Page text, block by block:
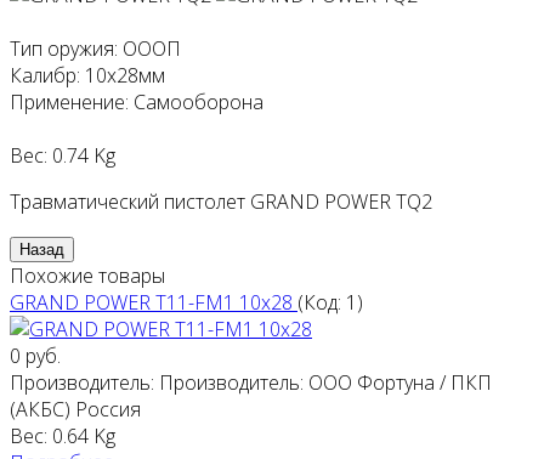
Тип оружия: ОООП
Калибр: 10х28мм
Применение: Самооборона
Вес: 0.74 Kg
Травматический пистолет GRAND POWER TQ2
Похожие товары
GRAND POWER T11-FM1 10х28 (Код: 1 )
0 руб.
Производитель: Производитель: ООО Фортуна / ПКП
(АКБС) Россия
Вес: 0.64 Kg